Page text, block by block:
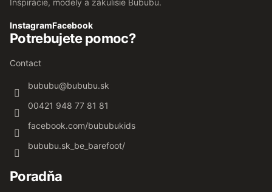
Inšpirácie, modely a zákulisie Bububu.
InstagramFacebook
Potrebujete pomoc?
Contact
bububu@bububu.sk
00421 948 77 81 81
facebook.com/bububukids
bububu.sk_be_barefoot/
Poradňa